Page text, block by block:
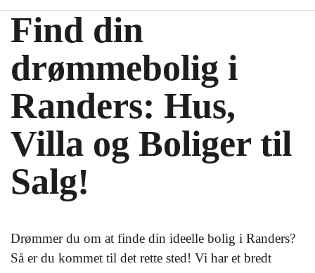
Find din
drømmebolig i
Randers: Hus,
Villa og Boliger til
Salg!
Drømmer du om at finde din ideelle bolig i Randers?
Så er du kommet til det rette sted! Vi har et bredt